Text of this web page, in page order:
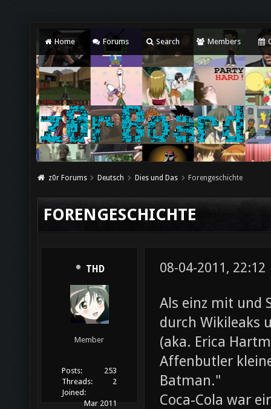
Home Forums Search Members
z0r Forums Deutsch Dies und Das Forengeschichte
FORENGESCHICHTE
THD
Member
Posts:
253
Threads:
2
Joined:
Mar 2011
08-04-2011, 22:12
Als einz mit und
durch Wikileaks
(aka. Erica
Affenbutler
Batman."
Coca-Cola war